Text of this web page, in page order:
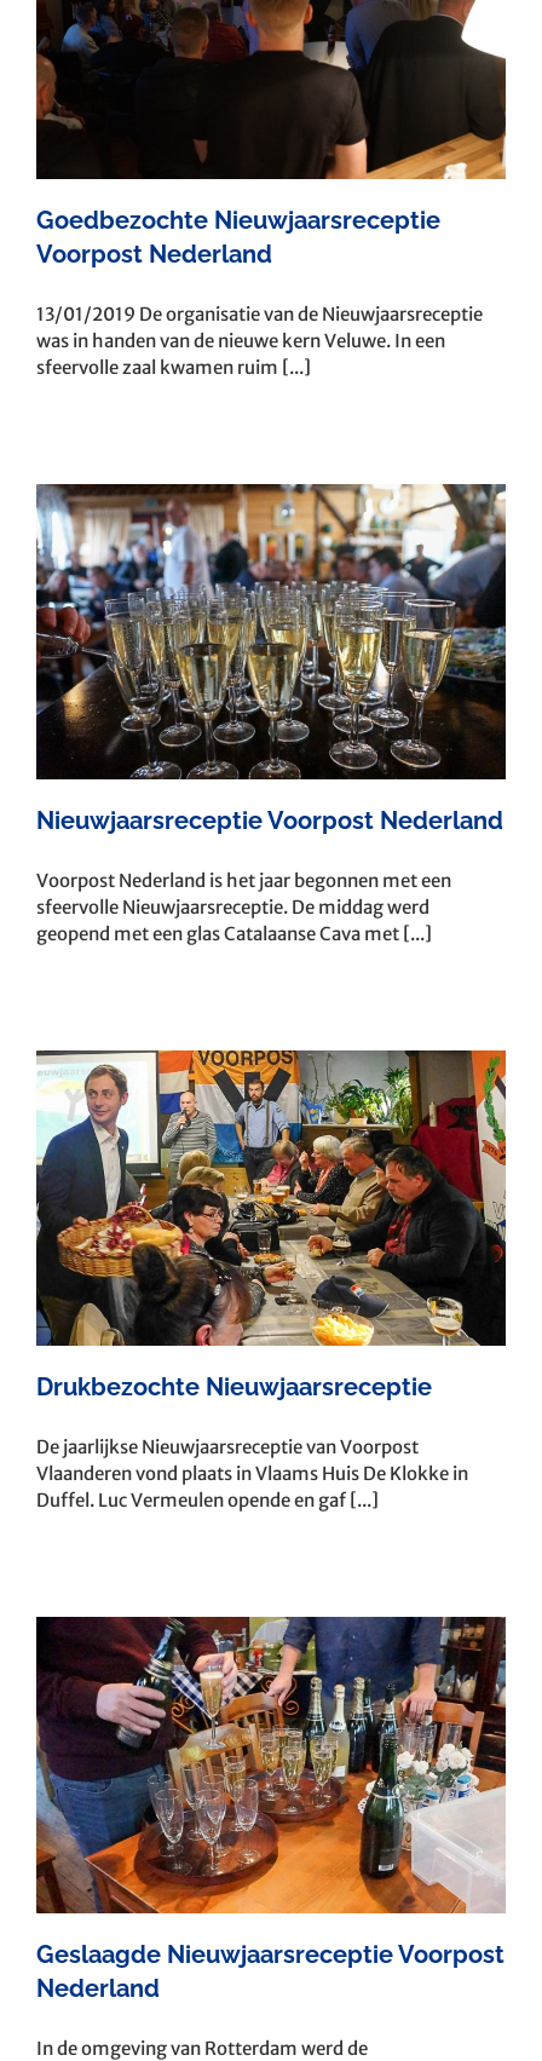
Goedbezochte Nieuwjaarsreceptie
Voorpost Nederland
13/01/2019 De organisatie van de Nieuwjaarsreceptie
was in handen van de nieuwe kern Veluwe. In een
sfeervolle zaal kwamen ruim [...]
Nieuwjaarsreceptie Voorpost Nederland
Voorpost Nederland is het jaar begonnen met een
sfeervolle Nieuwjaarsreceptie. De middag werd
geopend met een glas Catalaanse Cava met [...]
Drukbezochte Nieuwjaarsreceptie
De jaarlijkse Nieuwjaarsreceptie van Voorpost
Vlaanderen vond plaats in Vlaams Huis De Klokke in
Duffel. Luc Vermeulen opende en gaf [...]
Geslaagde Nieuwjaarsreceptie Voorpost
Nederland
In de omgeving van Rotterdam werd de